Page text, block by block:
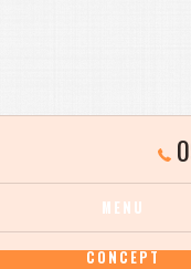
MENU
CONCEPT